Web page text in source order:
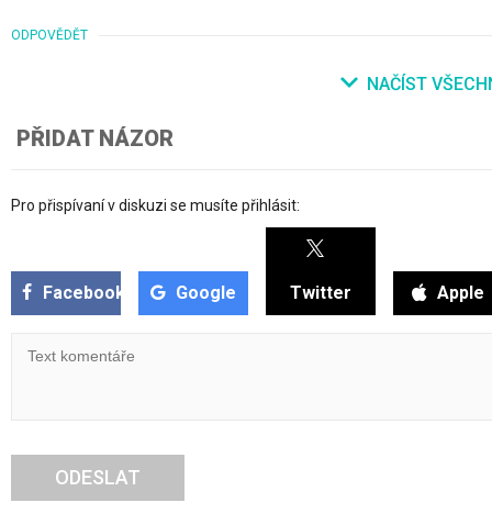
ODPOVĚDĚT
NAČÍST
PŘIDAT NÁZOR
Pro přispívaní v diskuzi se musíte přihlásit:
Facebook Google Twitter Apple
ODESLAT